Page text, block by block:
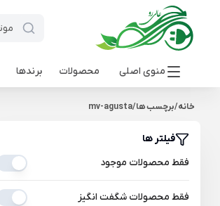
منوی اصلی محصولات برندها
خانه/برچسب ها/
mv-agusta
فیلتر ها
فقط محصولات موجود
فقط محصولات شگفت انگیز